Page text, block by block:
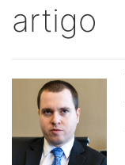
artigo